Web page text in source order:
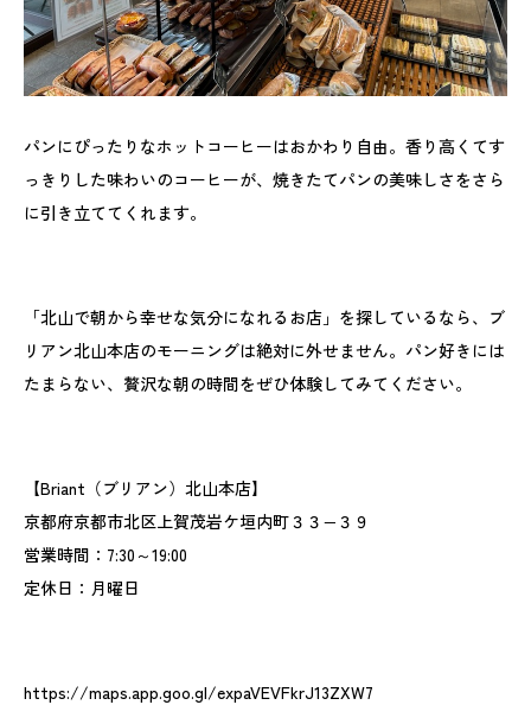
パンにぴったりなホットコーヒーはおかわり自由。香り高くてす
っきりした味わいのコーヒーが、焼きたてパンの美味しさをさら
に引き立ててくれます。
「北山で朝から幸せな気分になれるお店」を探しているなら、ブ
リアン北山本店のモーニングは絶対に外せません。パン好きには
たまらない、贅沢な朝の時間をぜひ体験してみてください。
【Briant（ブリアン）北山本店】
京都府京都市北区上賀茂岩ケ垣内町３３−３９
営業時間：7:30～19:00
定休日：月曜日
https://maps.app.goo.gl/expaVEVFkrJ13ZXW7